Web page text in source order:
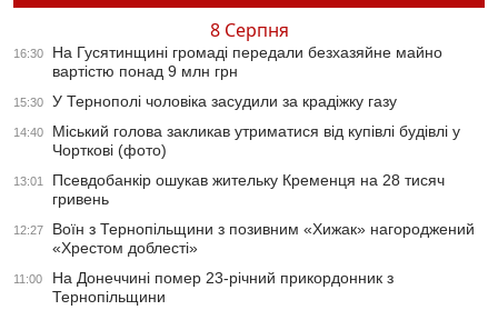
8 Серпня
16:30
На Гусятинщині громаді передали безхазяйне майно
вартістю понад 9 млн грн
15:30 У Тернополі чоловіка засудили за крадіжку газу
14:40
Міський голова закликав утриматися від купівлі будівлі у
Чорткові (фото)
13:01
Псевдобанкір ошукав жительку Кременця на 28 тисяч
гривень
12:27
Воїн з Тернопільщини з позивним «Хижак» нагороджений
«Хрестом доблесті»
11:00
На Донеччині помер 23-річний прикордонник з
Тернопільщини